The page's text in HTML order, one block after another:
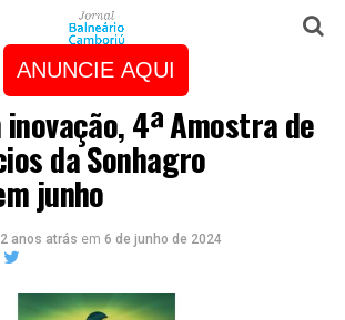
ANUNCIE AQUI
inovação, 4ª Amostra de
da Sonhagro
junho
2 anos atrás em 6 de junho de 2024